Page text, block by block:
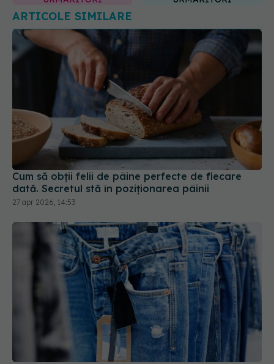
ARTICOLE SIMILARE
Cum să obții felii de pâine perfecte de fiecare
dată. Secretul stă în poziționarea pâinii
27 apr 2026, 14:53